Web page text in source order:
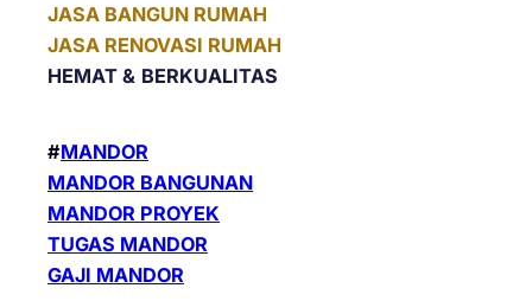
JASA BANGUN RUMAH
JASA RENOVASI RUMAH
HEMAT & BERKUALITAS
#MANDOR
MANDOR BANGUNAN
MANDOR PROYEK
TUGAS MANDOR
GAJI MANDOR